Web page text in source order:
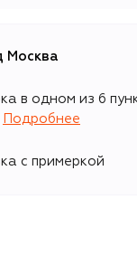
Москва
в одном из 6
Подробнее
с примеркой